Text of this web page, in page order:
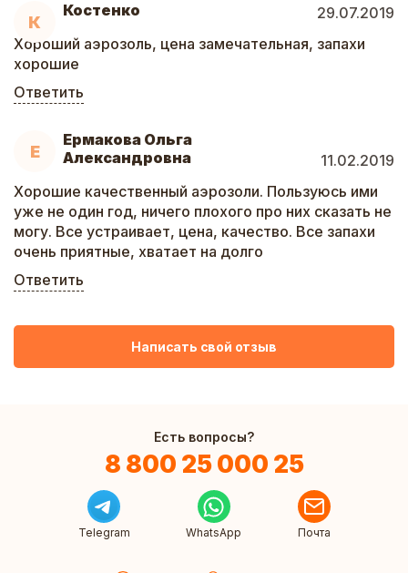
К
Костенко
29.07.2019
Хороший аэрозоль, цена замечательная, запахи
хорошие
Ответить
Е
Ермакова Ольга
Александровна
11.02.2019
Хорошие качественный аэрозоли. Пользуюсь ими
уже не один год, ничего плохого про них сказать не
могу. Все устраивает, цена, качество. Все запахи
очень приятные, хватает на долго
Ответить
Написать свой отзыв
Есть вопросы?
8 800 25 000 25
Telegram WhatsApp Почта